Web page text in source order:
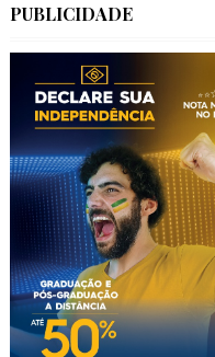
PUBLICIDADE